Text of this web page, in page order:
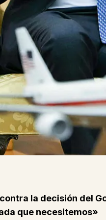
la decisión del
que necesitemos»